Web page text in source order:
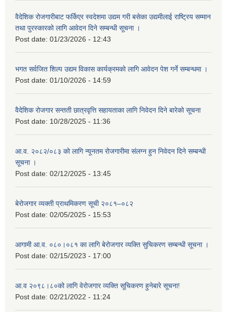
वैदेशिक रोजगारीबाट फर्किएर स्वदेशमा उद्यम गरी बसेका उद्यमीलाई राष्ट्रिय सम्मान
तथा पुरस्कारको लागि आवेदन दिने सम्बन्धी सूचना ।
Post date: 01/23/2026 - 12:43
भगत सर्वजित शिल्प उद्यम विकास कार्यक्रमको लागि आवेदन पेश गर्ने सम्बन्धमा ।
Post date: 01/10/2026 - 14:59
वैदेशिक रोजगार सन्तती छात्रवृत्ति सहायताका लागि निवेदन दिने बारेको सूचना
Post date: 10/28/2025 - 11:36
आ.व. २०८२/०८३ को लागि न्यूनतम रोजगारीमा संलग्न हुन निवेदन दिने सम्बन्धी
सूचना ।
Post date: 02/12/2025 - 13:45
बेरोजगार व्यक्ती प्राथमिकरण सूची २०८१–०८२
Post date: 02/05/2025 - 15:53
आगामी आ.व. ०८०।०८१ का लागि बेरोजगार व्यक्ति सुचिकरण सम्बन्धी सूचना ।
Post date: 02/15/2023 - 17:00
आ.व २०९८।८०को लागि वेरोजगार व्यक्ति सूचिकरण हुनेबारे सूचना!
Post date: 02/21/2022 - 11:24